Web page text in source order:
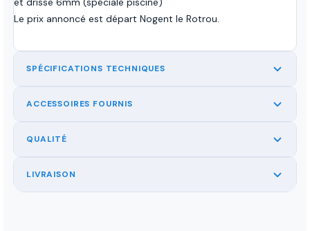
Le prix annoncé est départ Nogent le Rotrou.
SPÉCIFICATIONS TECHNIQUES
ACCESSOIRES FOURNIS
QUALITÉ
LIVRAISON